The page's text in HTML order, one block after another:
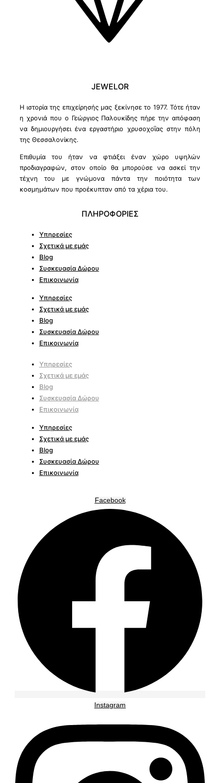
JEWELOR
Η ιστορία της επιχείρησής μας ξεκίνησε το 1977. Τότε ήταν
η χρονιά που ο Γεώργιος Παλουκίδης πήρε την απόφαση
να δημιουργήσει ένα εργαστήριο χρυσοχοΐας στην πόλη
της Θεσσαλονίκης.
Επιθυμία του ήταν να φτιάξει έναν χώρο υψηλών
προδιαγραφών, στον οποίο θα μπορούσε να ασκεί την
τέχνη του με γνώμονα πάντα την ποιότητα των
κοσμημάτων που προέκυπταν από τα χέρια του.
ΠΛΗΡΟΦΟΡΙΕΣ
Υπηρεσίες
Σχετικά με εμάς
Blog
Συσκευασία Δώρου
Επικοινωνία
Υπηρεσίες
Σχετικά με εμάς
Blog
Συσκευασία Δώρου
Επικοινωνία
Υπηρεσίες
Σχετικά με εμάς
Blog
Συσκευασία Δώρου
Επικοινωνία
Υπηρεσίες
Σχετικά με εμάς
Blog
Συσκευασία Δώρου
Επικοινωνία
Facebook
Instagram